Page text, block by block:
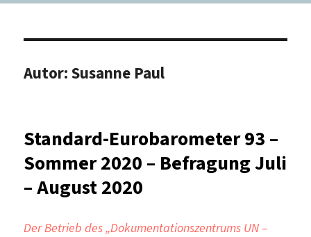
Autor:Susanne Paul
Standard-Eurobarometer 93 –
Sommer 2020 – Befragung Juli
– August 2020
Der Betrieb des „Dokumentationszentrums UN –